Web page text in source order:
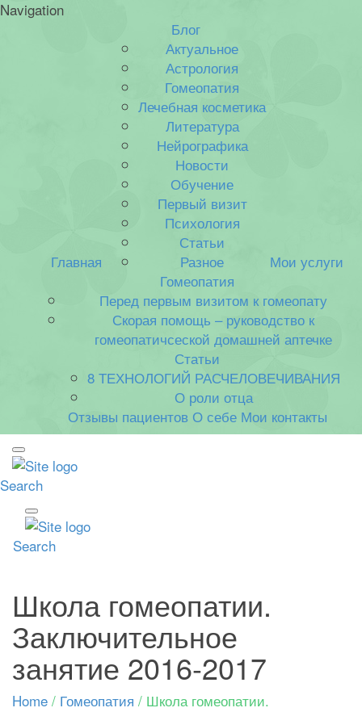
Navigation
Главная
Блог
Актуальное
Астрология
Гомеопатия
Лечебная косметика
Литература
Нейрографика
Новости
Обучение
Первый визит
Психология
Статьи
Разное
Мои услуги
Гомеопатия
Перед первым визитом к гомеопату
Скорая помощь – руководство к
гомеопатичсеской домашней аптечке
Статьи
8 ТЕХНОЛОГИЙ РАСЧЕЛОВЕЧИВАНИЯ
О роли отца
Отзывы пациентов О себе Мои контакты
Search
Search
Школа гомеопатии.
Заключительное
занятие 2016-2017
Home / Гомеопатия / Школа гомеопатии.